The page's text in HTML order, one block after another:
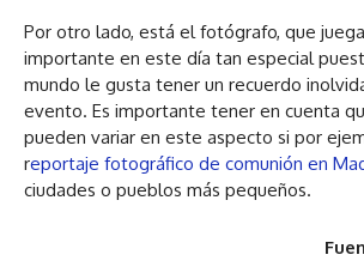
Por otro lado, está el fotógrafo, que
importante en este día tan especial
mundo le gusta tener un recuerdo
evento. Es importante tener en cuenta
pueden variar en este aspecto si por
reportaje fotográfico de comunión en
ciudades o pueblos más pequeños.